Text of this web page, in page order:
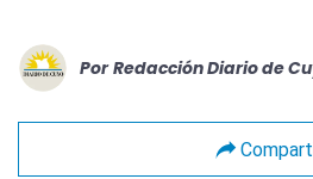
Por Redacción Diario de